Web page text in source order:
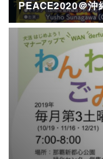
PEACE2020＠沖